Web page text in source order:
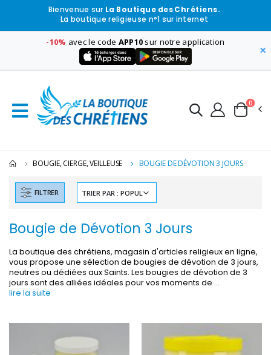
Bienvenue sur La Boutique des Chrétiens.
La boutique religieuse n°1 sur internet
-10% avec le code APP10 sur notre application
×
0
BOUGIE, CIERGE, VEILLEUSE BOUGIE DE DÉVOTION 3 JOURS
FILTRER
Bougie de Dévotion 3 Jours
La boutique des chrétiens, magasin d'articles religieux en ligne,
vous propose une sélection de bougies de dévotion de 3 jours,
neutres ou dédiées aux Saints. Les bougies de dévotion de 3
jours sont des alliées idéales pour vos moments de ...
lire la suite